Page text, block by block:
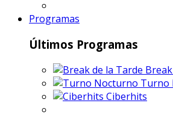
Programas
Últimos Programas
Turno
Ciberhits